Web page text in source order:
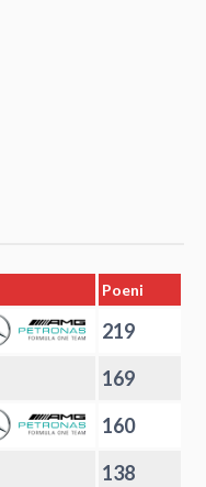
Poeni
219
169
160
138